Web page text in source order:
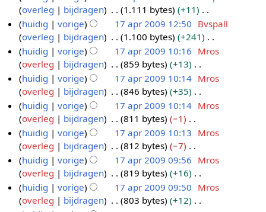
s
s
a
m
e
n
v
a
t
t
i
n
g
r
k
i
n
g
s
s
a
m
e
n
v
a
t
t
i
0
n
b
e
w
e
r
k
i
n
g
s
s
a
m
e
n
p
2
0
e
e
n
b
e
w
e
r
k
i
n
g
s
s
a
m
overleg
bijdragen 1.111 bytes
+11
G
e
e
n
b
e
w
e
r
k
i
n
g
s
s
huidig vorige 17 apr 2009 12:50 Bvspall
overleg
bijdragen 1.100 bytes
+241
G
e
e
n
b
e
w
e
r
k
i
n
g
huidig vorige 17 apr 2009 10:16 Mros
overleg
bijdragen 859 bytes
+13
G
e
e
n
b
e
w
e
r
k
i
huidig vorige 17 apr 2009 10:14 Mros
overleg
bijdragen 846 bytes
+35
G
e
e
n
b
e
w
e
r
huidig vorige 17 apr 2009 10:14 Mros
overleg
bijdragen 811 bytes
−1
G
e
e
n
b
e
w
huidig vorige 17 apr 2009 10:13 Mros
overleg
bijdragen 812 bytes
−7
G
e
e
n
huidig vorige 17 apr 2009 09:56 Mros
overleg
bijdragen 819 bytes
+16
G
e
huidig vorige 17 apr 2009 09:50 Mros
overleg
bijdragen 803 bytes
+12